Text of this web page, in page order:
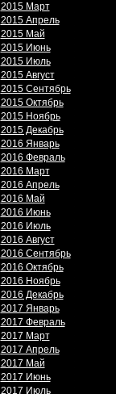
2015 Март
2015 Апрель
2015 Май
2015 Июнь
2015 Июль
2015 Август
2015 Сентябрь
2015 Октябрь
2015 Ноябрь
2015 Декабрь
2016 Январь
2016 Февраль
2016 Март
2016 Апрель
2016 Май
2016 Июнь
2016 Июль
2016 Август
2016 Сентябрь
2016 Октябрь
2016 Ноябрь
2016 Декабрь
2017 Январь
2017 Февраль
2017 Март
2017 Апрель
2017 Май
2017 Июнь
2017 Июль